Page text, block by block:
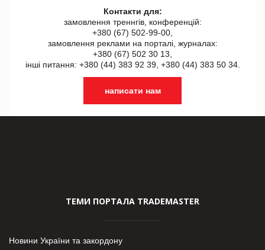
Контакти для:
замовлення треннгів, конференцій:
+380 (67) 502-99-00,
замовлення реклами на порталі, журналах:
+380 (67) 502 30 13,
інші питання: +380 (44) 383 92 39, +380 (44) 383 50 34.
написати нам
ТЕМИ ПОРТАЛА TRADEMASTER
Новини України та закордону